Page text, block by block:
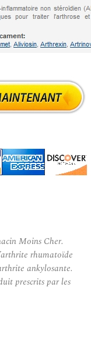
Moins Cher.
rhumatoïde
ankylosante.
prescrits par les